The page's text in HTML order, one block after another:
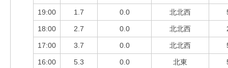
19:00 1.7 0.0 北北西
18:00 2.7 0.0 北北西
17:00 3.7 0.0 北北西
16:00 5.3 0.0 北東